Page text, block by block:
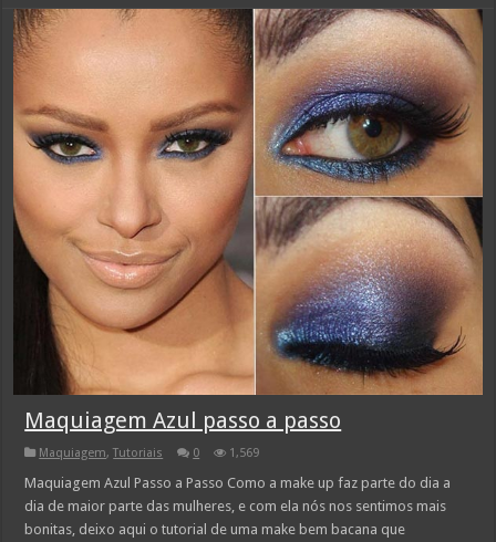
Maquiagem Azul passo a passo
Maquiagem,Tutoriais 0 1,569
Maquiagem Azul Passo a Passo Como a make up faz parte do dia a
dia de maior parte das mulheres, e com ela nós nos sentimos mais
bonitas, deixo aqui o tutorial de uma make bem bacana que